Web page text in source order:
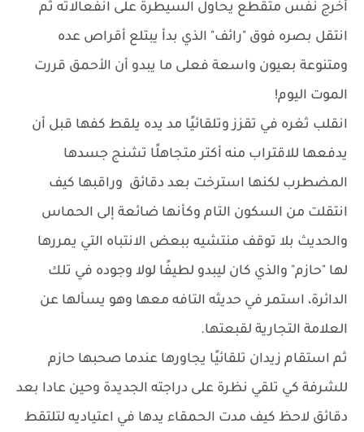
أخرج نفس متقطع يحاول السيطرة على انفعالاته ثم
انتقل بصره فوق "رائف" الذي بدأ يبتلع أقراص عده
ومتنوعة بعيون واسعة فعلى ما يبدو أن الأحمق قررت
الموت اليوم!
انقلب ثغره في تقزز وتلقائيًا مد يده يلقط كفها قبل أن
يدفعها للاقتراب منه أكتر متجاهلًا تشنج جسدها
المضطرب لكنها استرخت بعد دقائق وراقبها كيف
انتقلت من السكون التام وكأنها ضائعة إلى الحماس
والحديث بلا توقف منتشيه ببعض الانتباه التي يمررها
لها "حازم" والذي كان ليبدو لطيفًا لولا وجوده في تلك
الدائرة، استمر في حديثه التافه معها وهو يسألها عن
العلامة التجارية لقبعتها.
ثم استقام زيدان تلقائيًا يجاورها عندما صحبها حازم
للشرفة كي تلقي نظرة على دراجته الجديدة وحين عادا بعد
دقائق لاحظ كيف مدت الحمقاء يدها في اعتياديه لتلتقط